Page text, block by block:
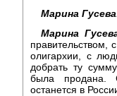
Марина
Марина
правительством,
олигархии, с
добрать ту
была продана.
останется в